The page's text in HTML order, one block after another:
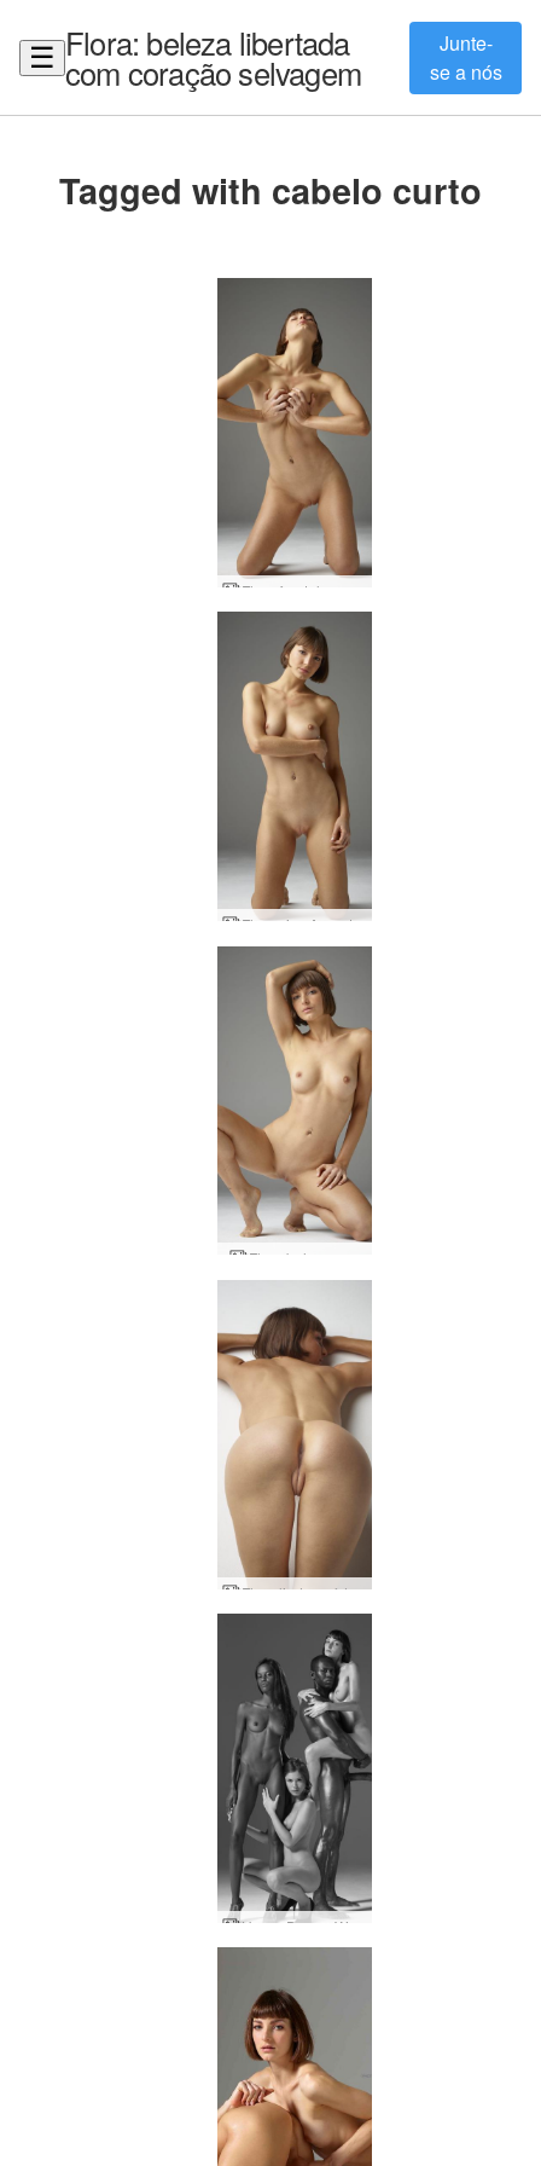
☰ Flora: beleza libertada
com coração selvagem
Junte-
se a nós
Tagged with cabelo curto
Flora viva Argentina
Flora beleza nus
Flora lindas nádegas
Hegre Dream World